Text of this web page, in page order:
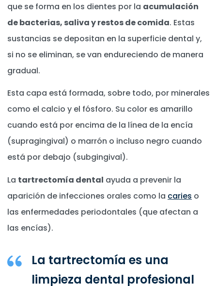
que se forma en los dientes por la acumulación
de bacterias, saliva y restos de comida. Estas
sustancias se depositan en la superficie dental y,
si no se eliminan, se van endureciendo de manera
gradual.
Esta capa está formada, sobre todo, por minerales
como el calcio y el fósforo. Su color es amarillo
cuando está por encima de la línea de la encía
(supragingival) o marrón o incluso negro cuando
está por debajo (subgingival).
La tartrectomía dental ayuda a prevenir la
aparición de infecciones orales como la caries o
las enfermedades periodontales (que afectan a
las encías).
La tartrectomía es una
limpieza dental profesional